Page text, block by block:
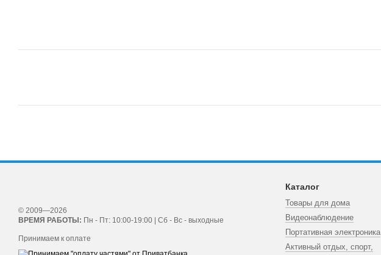
© 2009—2026
ВРЕМЯ РАБОТЫ: Пн - Пт: 10:00-19:00 | Сб - Вс - выходные
Принимаем к оплате
Каталог
Товары для дома
Видеонаблюдение
Портативная электроника
Активный отдых, спорт,